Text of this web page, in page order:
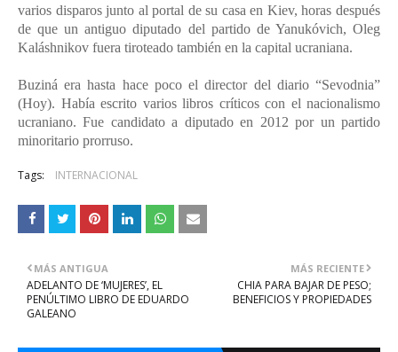
varios disparos junto al portal de su casa en Kiev, horas después
de que un antiguo diputado del partido de Yanukóvich, Oleg
Kaláshnikov fuera tiroteado también en la capital ucraniana.
Buziná era hasta hace poco el director del diario “Sevodnia”
(Hoy). Había escrito varios libros críticos con el nacionalismo
ucraniano. Fue candidato a diputado en 2012 por un partido
minoritario prorruso.
Tags: INTERNACIONAL
MÁS RECIENTE
CHIA PARA BAJAR DE PESO;
BENEFICIOS Y PROPIEDADES
MÁS ANTIGUA
ADELANTO DE ‘MUJERES’, EL
PENÚLTIMO LIBRO DE EDUARDO
GALEANO